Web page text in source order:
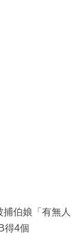
伯娘「有無人
得4個